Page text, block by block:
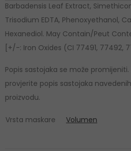
Barbadensis Leaf Extract,
Trisodium EDTA, Phenoxyethanol,
Hexanediol. May Contain/Peut
[+/-: Iron Oxides (CI 77491, 77492,
Popis sastojaka se može
provjerite popis sastojaka
proizvodu.
Vrsta maskare Volumen